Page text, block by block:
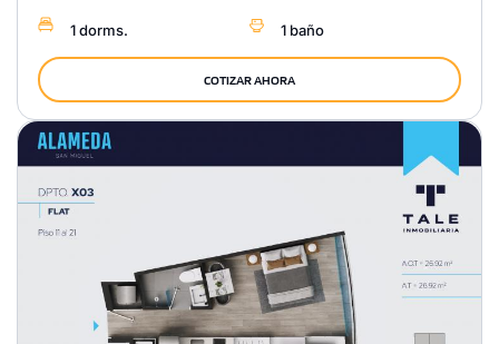
1 dorms. 1 baño
COTIZAR AHORA